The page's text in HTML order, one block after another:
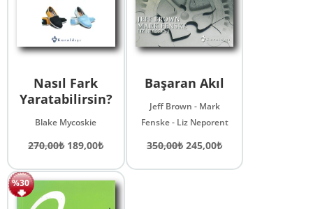
Nasıl Fark
Yaratabilirsin?
Blake Mycoskie
270,00₺ Orijinal
270,00₺.
189,00₺Şu
andaki
fiyat:
Başaran Akıl
Jeff Brown - Mark
Fenske - Liz Neporent
350,00₺ Orijinal
245,00₺Şu
andaki
%30